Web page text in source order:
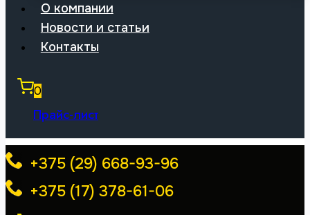
О компании
Новости и статьи
Контакты
0
Прайс-лист
+375 (29) 668-93-96
+375 (17) 378-61-06